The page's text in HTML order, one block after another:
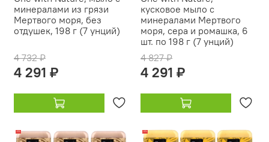
минералами из грязи
Мертвого моря, без
отдушек, 198 г (7 унций)
4 732 ₽
4 291 ₽
кусковое мыло с
минералами Мертвого
моря, сера и ромашка, 6
шт. по 198 г (7 унций)
4 827 ₽
4 291 ₽
-19% -19%